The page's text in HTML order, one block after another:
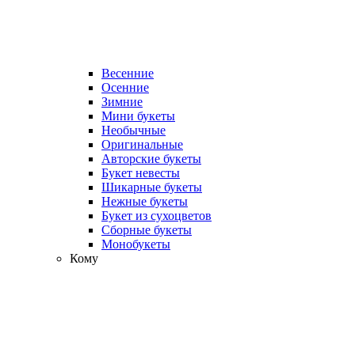
Весенние
Осенние
Зимние
Мини букеты
Необычные
Оригинальные
Авторские букеты
Букет невесты
Шикарные букеты
Нежные букеты
Букет из сухоцветов
Сборные букеты
Монобукеты
Кому